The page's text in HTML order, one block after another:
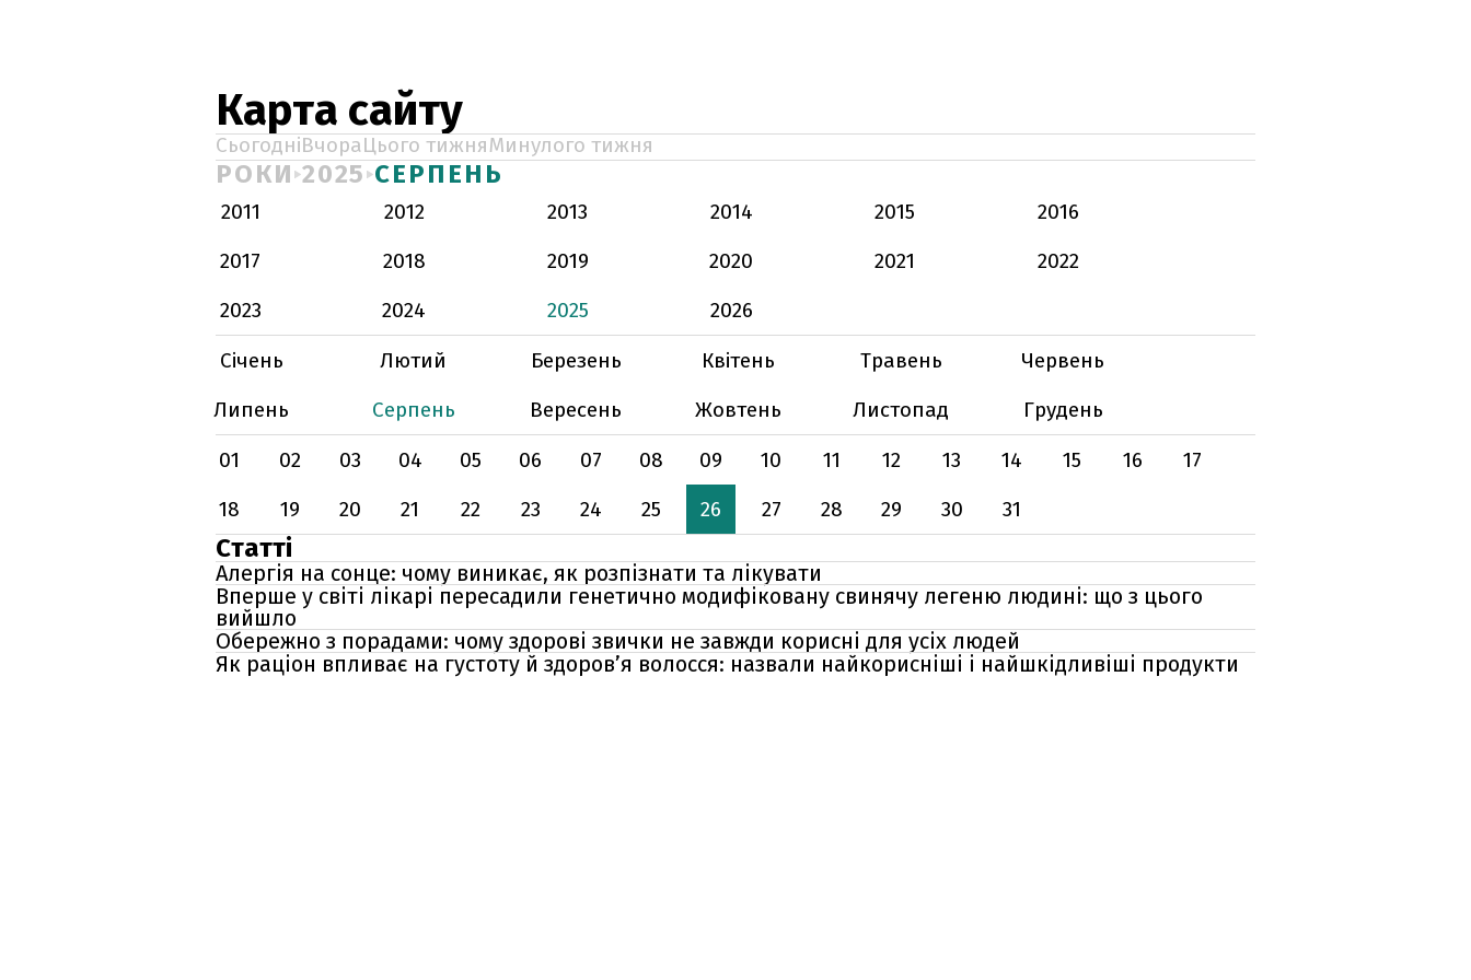
Карта сайту
СьогодніВчораЦього тижняМинулого тижня
РОКИ 2025 СЕРПЕНЬ
2011 2012 2013 2014 2015
2016
2017
2018 2019 2020 2021
2022
2023
2024 2025
2026
Січень
Лютий Березень Квітень Травень
Червень
Липень
Серпень Вересень Жовтень Листопад
Грудень
01
02 03 04 05 06 07 08 09 10 11 12 13 14 15 16
17
18
19 20 21 22 23 24 25 26 27 28 29 30 31
Статті
Алергія на сонце: чому виникає, як розпізнати та лікувати
Вперше у світі лікарі пересадили генетично модифіковану свинячу легеню людині: що з цього
вийшло
Обережно з порадами: чому здорові звички не завжди корисні для усіх людей
Як раціон впливає на густоту й здоров’я волосся: назвали найкорисніші і найшкідливіші продукти